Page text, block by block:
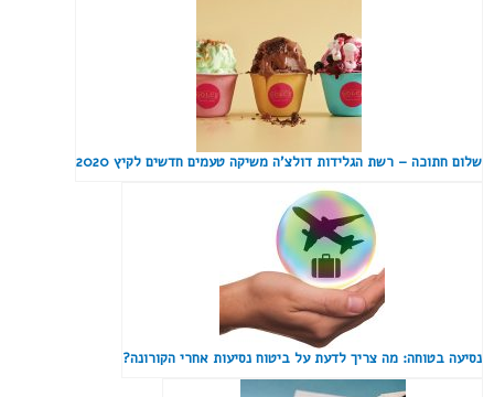
שלום חתוכה – רשת הגלידות דולצ'ה משיקה טעמים חדשים לקיץ 2020
נסיעה בטוחה: מה צריך לדעת על ביטוח נסיעות אחרי הקורונה?